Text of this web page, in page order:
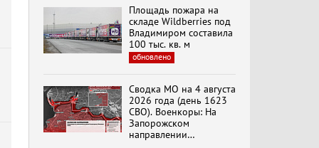
Бренды Советской
эпохи "Гжель"
«Изменимся или
вымрем»
К ГРАЖДАНАМ
Площадь пожара на
складе Wildberries под
Владимиром составила
100 тыс. кв. м
обновлено
Сводка МО на 4 августа
2026 года (день 1623
СВО). Военкоры: На
Запорожском
направлении